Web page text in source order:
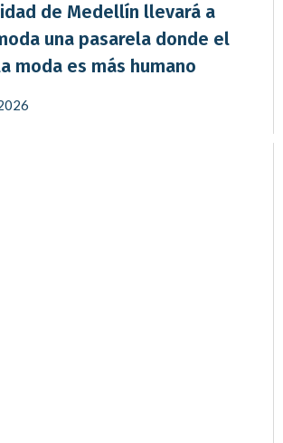
de Medellín llevará a
una pasarela donde el
moda es más humano